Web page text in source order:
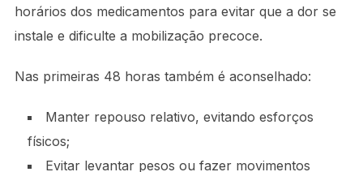
horários dos medicamentos para evitar que a dor se
instale e dificulte a mobilização precoce.
Nas primeiras 48 horas também é aconselhado:
Manter repouso relativo, evitando esforços
físicos;
Evitar levantar pesos ou fazer movimentos